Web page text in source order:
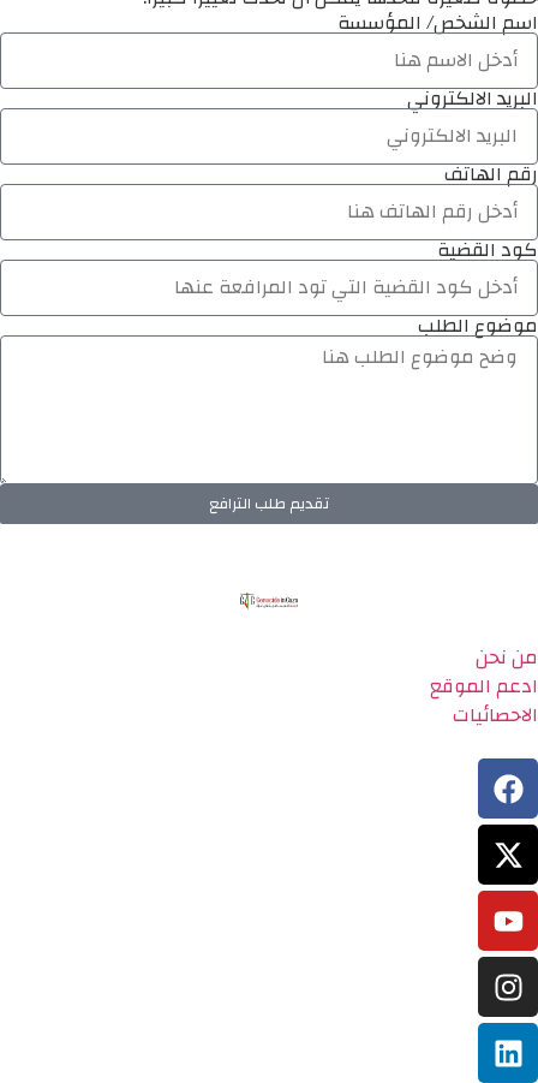
اسم الشخص/ المؤسسة
البريد الالكتروني
رقم الهاتف
كود القضية
موضوع الطلب
تقديم طلب الترافع
من نحن
ادعم الموقع
الاحصائيات